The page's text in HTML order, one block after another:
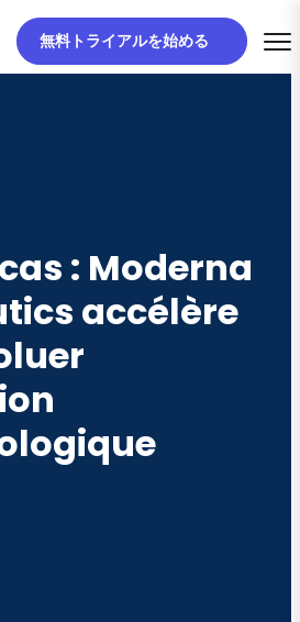
無料トライアルを始める
: Moderna
accélère